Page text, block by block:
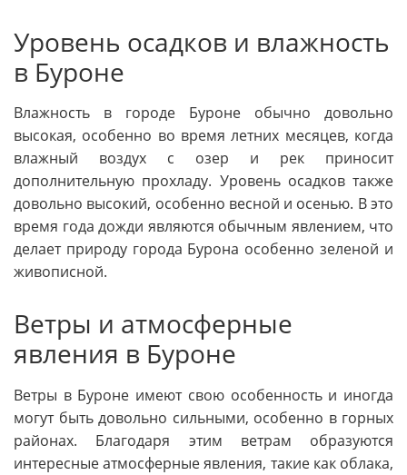
Уровень осадков и влажность
в Буроне
Влажность в городе Буроне обычно довольно
высокая, особенно во время летних месяцев, когда
влажный воздух с озер и рек приносит
дополнительную прохладу. Уровень осадков также
довольно высокий, особенно весной и осенью. В это
время года дожди являются обычным явлением, что
делает природу города Бурона особенно зеленой и
живописной.
Ветры и атмосферные
явления в Буроне
Ветры в Буроне имеют свою особенность и иногда
могут быть довольно сильными, особенно в горных
районах. Благодаря этим ветрам образуются
интересные атмосферные явления, такие как облака,